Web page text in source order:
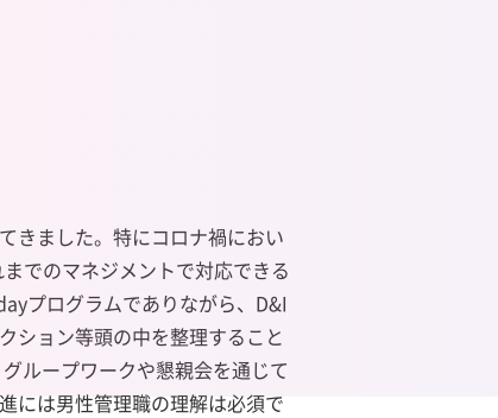
きました。特にコロナ禍におい
でのマネジメントで対応できる
プログラムでありながら、D&I
ション等頭の中を整理すること
ループワークや懇親会を通じて
には男性管理職の理解は必須で